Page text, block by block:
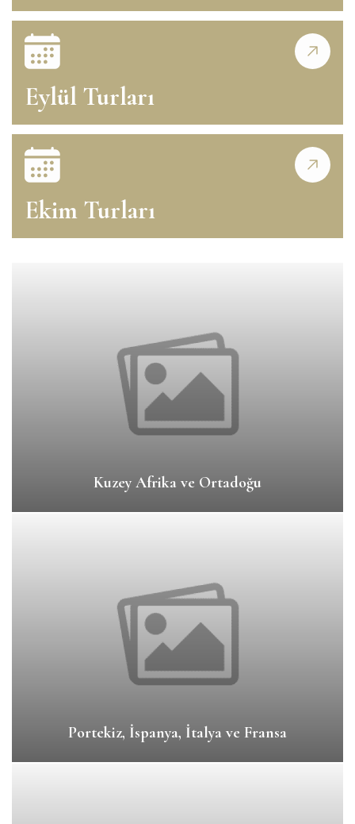
Eylül Turları
Ekim Turları
Kuzey Afrika ve Ortadoğu
Portekiz, İspanya, İtalya ve Fransa